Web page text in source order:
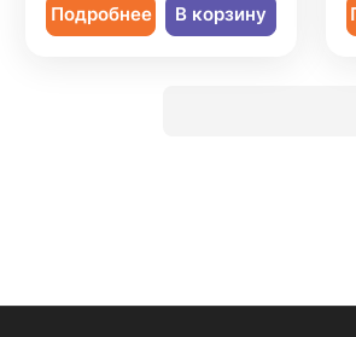
Подробнее В корзину